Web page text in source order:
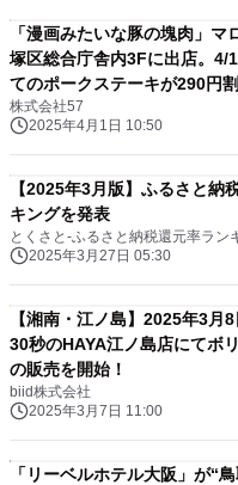
「漫画みたいな豚の塊肉」
塚区総合庁舎内3Fに出店。4/
てのポークステーキが290円割
株式会社57
2025年4月1日 10:50
【2025年3月版】ふるさと納
キングを発表
とくさと-ふるさと納税還元率ラン
2025年3月27日 05:30
【湘南・江ノ島】2025年3月
30秒のHAYA江ノ島店にてボ
の販売を開始！
biid株式会社
2025年3月7日 11:00
「リーベルホテル大阪」が“